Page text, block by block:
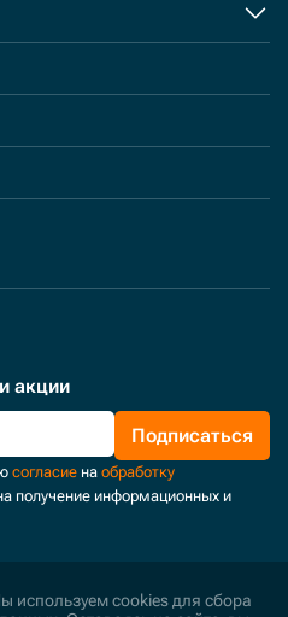
акции
Подписаться
согласие на обработку
получение информационных и
cookies для сбора